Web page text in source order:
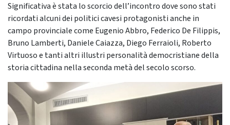
Significativa è stata lo scorcio dell’incontro dove sono stati
ricordati alcuni dei politici cavesi protagonisti anche in
campo provinciale come Eugenio Abbro, Federico De Filippis,
Bruno Lamberti, Daniele Caiazza, Diego Ferraioli, Roberto
Virtuoso e tanti altri illustri personalità democristiane della
storia cittadina nella seconda metà del secolo scorso.